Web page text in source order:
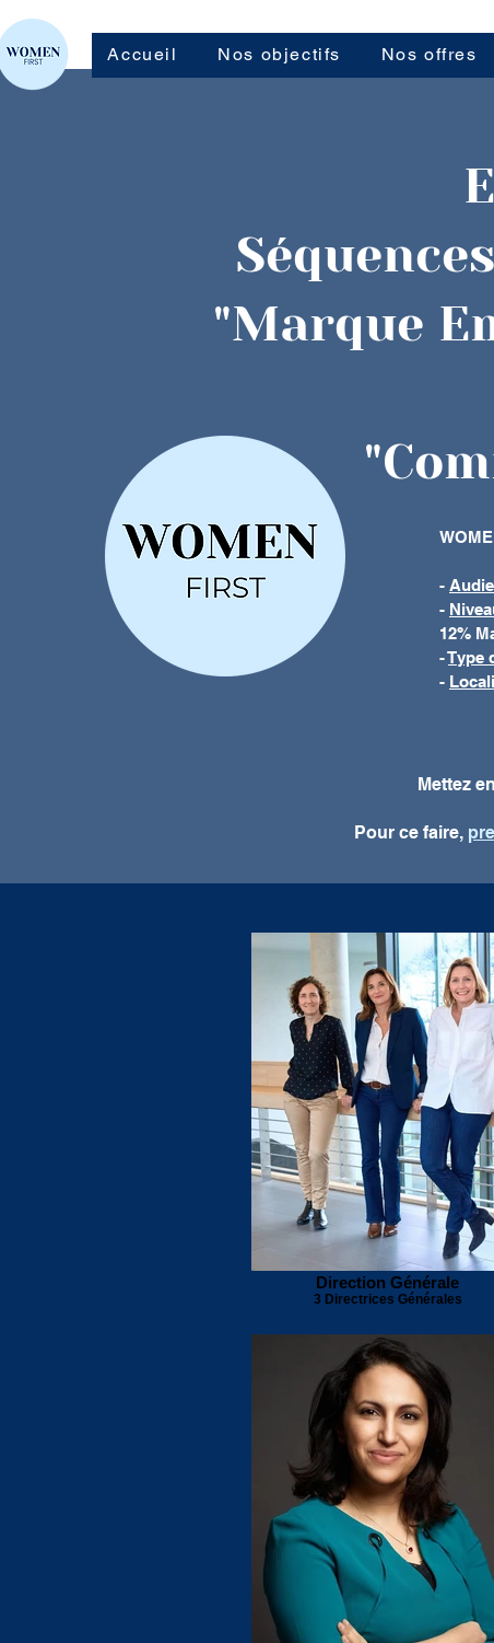
Accueil Nos objectifs Nos offres
"Marque
-
-
12%
-Type
-
Mettez
Pour ce faire,
Direction Générale
3 Directrices Générales